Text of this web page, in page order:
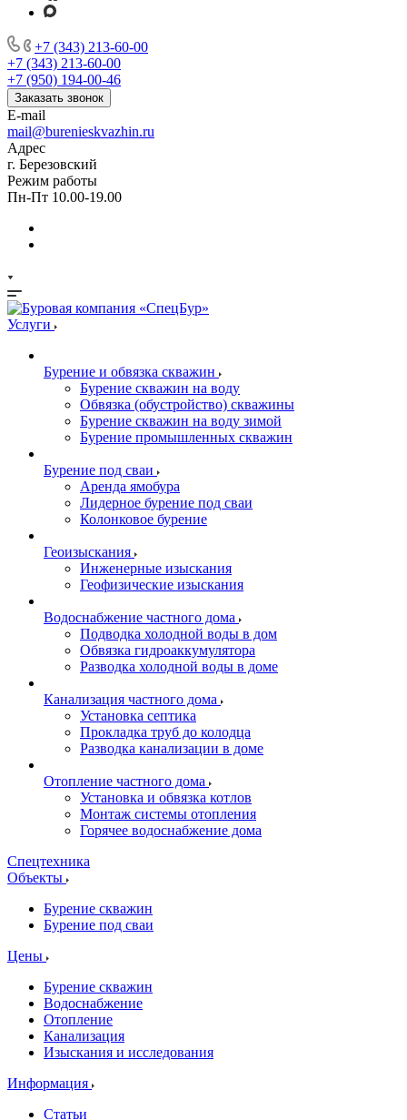
+7 (343) 213-60-00
+7 (343) 213-60-00
+7 (950) 194-00-46
Заказать звонок
E-mail
mail@burenieskvazhin.ru
Адрес
г. Березовский
Режим работы
Пн-Пт 10.00-19.00
Услуги
Бурение и обвязка скважин
Бурение скважин на воду
Обвязка (обустройство) скважины
Бурение скважин на воду зимой
Бурение промышленных скважин
Бурение под сваи
Аренда ямобура
Лидерное бурение под сваи
Колонковое бурение
Геоизыскания
Инженерные изыскания
Геофизические изыскания
Водоснабжение частного дома
Подводка холодной воды в дом
Обвязка гидроаккумулятора
Разводка холодной воды в доме
Канализация частного дома
Установка септика
Прокладка труб до колодца
Разводка канализации в доме
Отопление частного дома
Установка и обвязка котлов
Монтаж системы отопления
Горячее водоснабжение дома
Спецтехника
Объекты
Бурение скважин
Бурение под сваи
Цены
Бурение скважин
Водоснабжение
Отопление
Канализация
Изыскания и исследования
Информация
Статьи